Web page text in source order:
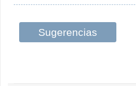
Sugerencias